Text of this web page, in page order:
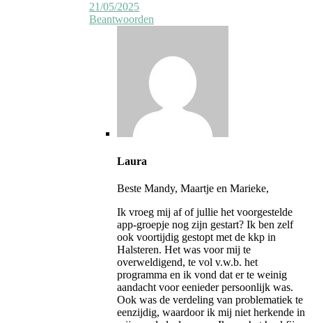
21/05/2025
Beantwoorden
Laura
Beste Mandy, Maartje en Marieke,
Ik vroeg mij af of jullie het voorgestelde
app-groepje nog zijn gestart? Ik ben zelf
ook voortijdig gestopt met de kkp in
Halsteren. Het was voor mij te
overweldigend, te vol v.w.b. het
programma en ik vond dat er te weinig
aandacht voor eenieder persoonlijk was.
Ook was de verdeling van problematiek te
eenzijdig, waardoor ik mij niet herkende in